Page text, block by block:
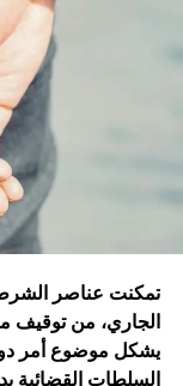
يشكل موضوع أمر
السلطات القضائية